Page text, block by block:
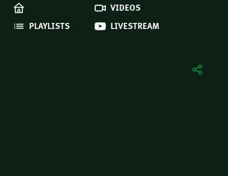
VIDEOS
PLAYLISTS
LIVESTREAM